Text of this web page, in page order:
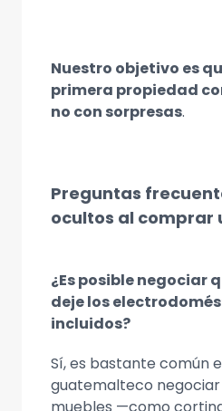
Nuestro objetivo es
primera propiedad
no con sorpresas.
Preguntas
ocultos al comprar
¿Es posible negociar
deje los
incluidos?
Sí, es bastante común
guatemalteco